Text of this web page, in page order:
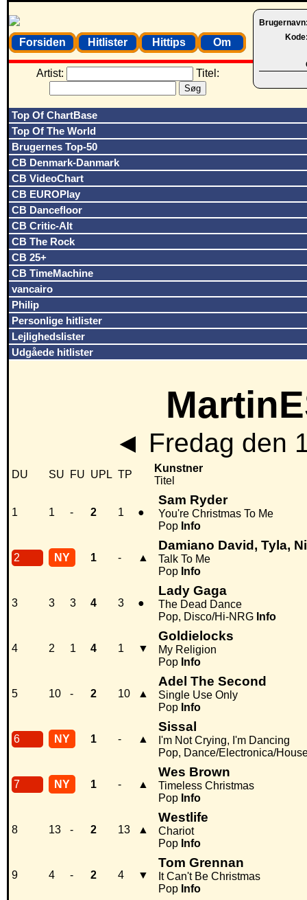
Forsiden Hitlister Hittips Om
Artist: Titel:
Top Of ChartBase
Top Of The World
Brugernes Top-50
CB Denmark-Danmark
CB VideoChart
CB EUROPlay
CB Dancefloor
CB Critic-Alt
CB The Rock
CB 25+
CB TimeMachine
vancairo
Philip
Personlige hitlister
Lejlighedslister
Udgåede hitlister
◄ Fredag den
DU SU FU UPL TP
Kunstner
Titel
1 1 - 2 1 ●
Sam Ryder
You're Christmas To Me
Pop Info
2 NY 1 - ▲
Damiano David, Tyla,
Talk To Me
Pop Info
3 3 3 4 3 ●
Lady Gaga
The Dead Dance
Pop, Disco/Hi-NRG Info
4 2 1 4 1 ▼
Goldielocks
My Religion
Pop Info
5 10 - 2 10 ▲
Adel The Second
Single Use Only
Pop Info
6 NY 1 - ▲
Sissal
I'm Not Crying, I'm Dancing
Pop, Dance/Electronica/
7 NY 1 - ▲
Wes Brown
Timeless Christmas
Pop Info
8 13 - 2 13 ▲
Westlife
Chariot
Pop Info
9 4 - 2 4 ▼
Tom Grennan
It Can't Be Christmas
Pop Info